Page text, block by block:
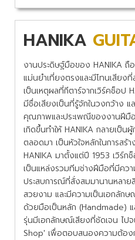
HANIKA
งานประดิษฐ์มือของ HANIKA ถื
แม่นยำเที่ยงตรงและมีโทนเสียง
เป็นเหตุผลที่กีตาร์จากเวิร์คช็อป
มีชื่อเสียงเป็นที่รู้จักในวงกว้าง
คุณภาพและประเพณีของงานฝีมื
เกิดขึ้นทำให้ HANIKA กลายเป็
ตลอดมา เป็นหัวใจหลักในการสร้า
HANIKA มาตั้งแต่ปี 1953 เวิร์ก
เป็นแหล่งรวมทีมช่างฝีมือที่มีคว
ประสบการณ์ที่สั่งสมมานานหลา
สวยงาม และมีความเป็นเอกลัก
ด้วยมือเป็นหลัก (Handmade) แ
รุ่นมีเอกลักษณ์เสียงที่ชัดเจน ไป
Shop' เพื่อตอบสนองความต้อง